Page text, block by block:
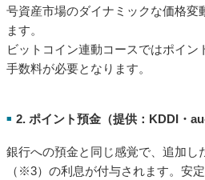
号資産市場のダイナミックな価格変
ます。
ビットコイン連動コースではポイン
手数料が必要となります。
■ 2. ポイント預金（提供：KDDI・au
銀行への預金と同じ感覚で、追加し
（※3）の利息が付与されます。安